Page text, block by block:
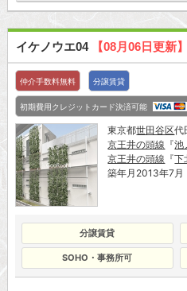
イケノウエ04 【08月06日更新】
仲介手数料無料 分譲賃貸
初期費用クレジットカード決済可能
東京都世田谷区代
京王井の頭線 『池
京王井の頭線 『下
築年月2013年7月
分譲賃貸
SOHO・事務所可